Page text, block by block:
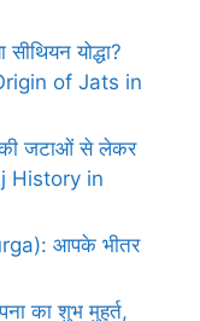
योद्धा?
of Jats in
की जटाओं से लेकर
History in
आपके भीतर
का शुभ मुहूर्त,